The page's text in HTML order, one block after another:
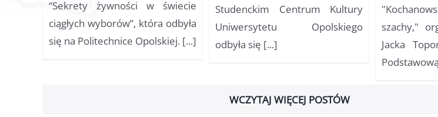
“Sekrety żywności w świecie
ciągłych wyborów”, która odbyła
się na Politechnice Opolskiej. [...]
Studenckim Centrum Kultury
Uniwersytetu Opolskiego
odbyła się [...]
szachy,"
Jacka
WCZYTAJ WIĘCEJ POSTÓW